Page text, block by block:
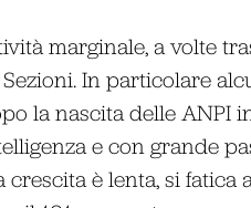
marginale, a volte
In particolare
la nascita delle ANPI
e con grande
è lenta, si fatica a